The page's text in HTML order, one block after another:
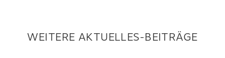
WEITERE AKTUELLES-BEITRÄGE